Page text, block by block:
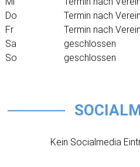
Do
Termin nach
Fr
Termin nach
Sa
geschlossen
So
geschlossen
Kein Socialmedia